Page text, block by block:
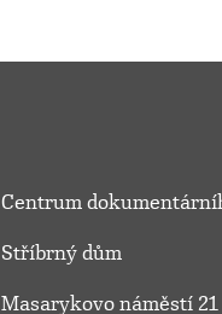
Centrum
Stříbrný dům
Masarykovo náměstí 21